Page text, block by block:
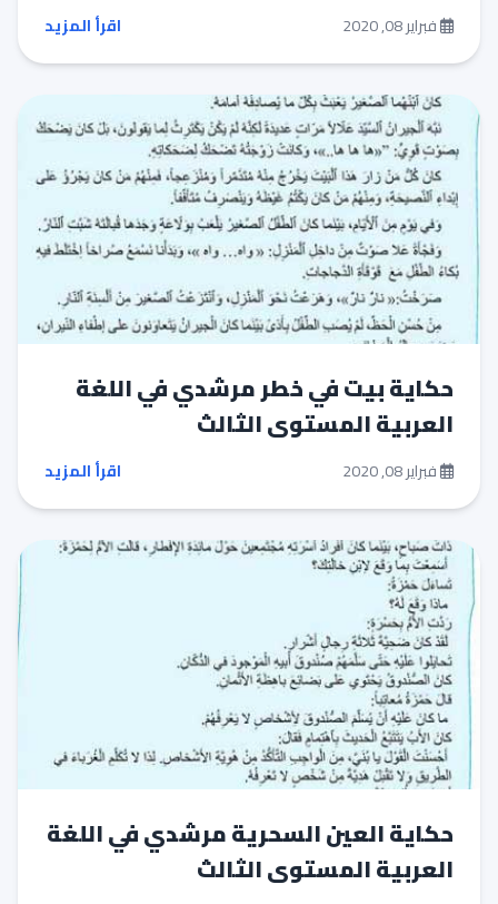
فبراير 08, 2020 اقرأ المزيد
حكاية بيت في خطر مرشدي في اللغة
العربية المستوى الثالث
فبراير 08, 2020 اقرأ المزيد
حكاية العين السحرية مرشدي في اللغة
العربية المستوى الثالث